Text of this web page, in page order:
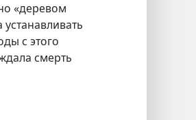
«деревом
с этого
смерть